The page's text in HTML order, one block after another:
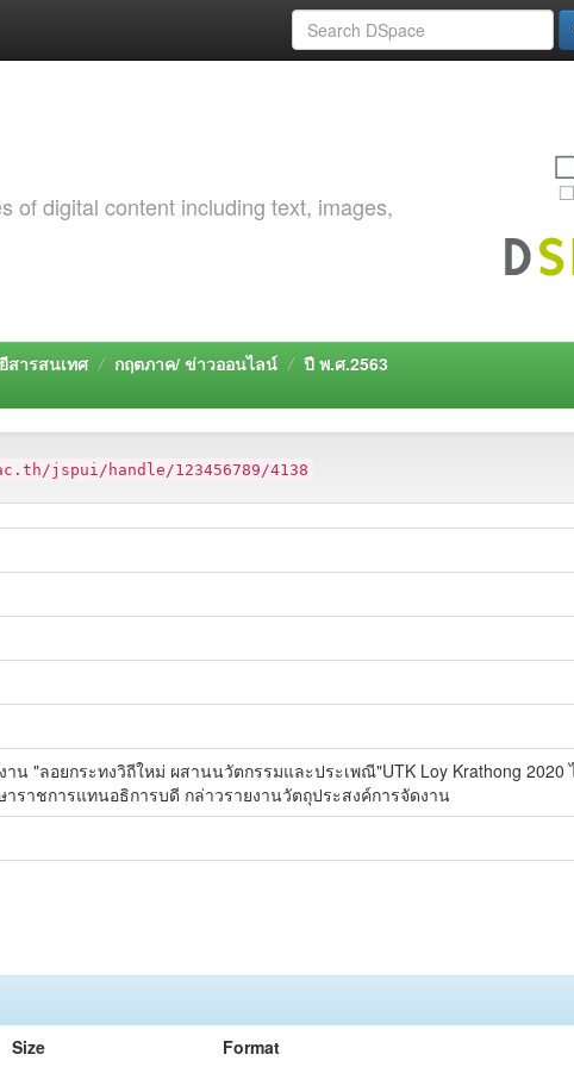
of digital content including text, images,
สารสนเทศ กฤตภาค/ ข่าวออนไลน์
ปี พ.ศ.2563
jspui/handle/123456789/4138
"ลอยกระทงวิถีใหม่ ผสานนวัตกรรมและประเพณี"UTK Loy Krathong 2020
าชการแทนอธิการบดี กล่าวรายงานวัตถุประสงค์การจัดงาน
Size Format